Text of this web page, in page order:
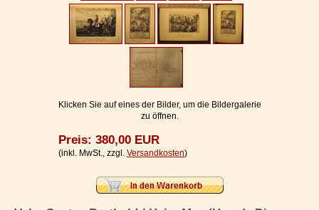
Widerrufsbelehrung
Geschäftsbedingungen
Ihr Warenkorb
Klicken Sie auf eines der Bilder, um die Bildergalerie
zu öffnen.
Preis: 380,00 EUR
(inkl. MwSt., zzgl. Versandkosten)